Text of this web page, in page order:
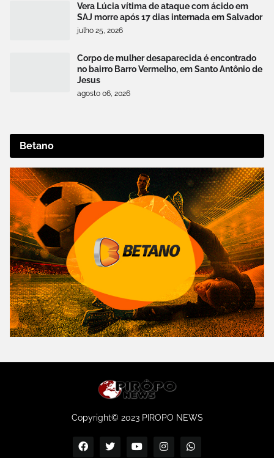
Vera Lúcia vítima de ataque com ácido em
SAJ morre após 17 dias internada em Salvador
julho 25, 2026
Corpo de mulher desaparecida é encontrado
no bairro Barro Vermelho, em Santo Antônio de
Jesus
agosto 06, 2026
Betano
Copyright© 2023 PIROPO NEWS